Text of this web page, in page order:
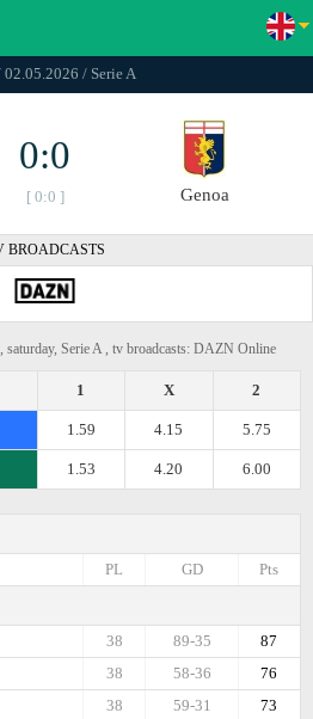
02.05.2026 / Serie A
0:0
[ 0:0 ] Genoa
BROADCASTS
saturday, Serie A , tv broadcasts: DAZN Online
2
X
1
5.75
4.15
1.59
6.00
4.20
1.53
Pts
GD
PL
87
89-35
38
76
58-36
38
73
59-31
38